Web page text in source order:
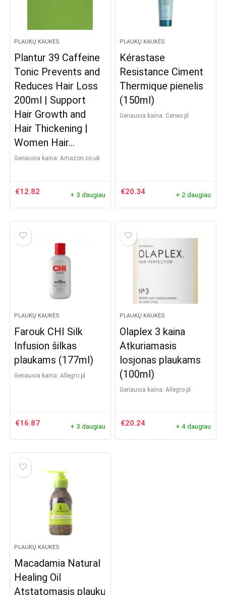
PLAUKŲ KAUKĖS
Plantur 39 Caffeine
Tonic Prevents and
Reduces Hair Loss
200ml | Support
Hair Growth and
Hair Thickening |
Women Hair…
Geriausia kaina: Amazon.co.uk
€12.82 + 3 daugiau
PLAUKŲ KAUKĖS
Kérastase
Resistance Ciment
Thermique pienelis
(150ml)
Geriausia kaina: ceneo.pl
€20.34 + 2 daugiau
PLAUKŲ KAUKĖS
Farouk CHI Silk
Infusion šilkas
plaukams (177ml)
Geriausia kaina: allegro.pl
€16.87 + 3 daugiau
PLAUKŲ KAUKĖS
Olaplex 3 kaina
Atkuriamasis
losjonas plaukams
(100ml)
Geriausia kaina: allegro.pl
€20.24 + 4 daugiau
PLAUKŲ KAUKĖS
Macadamia Natural
Healing Oil
Atstatomasis plaukų